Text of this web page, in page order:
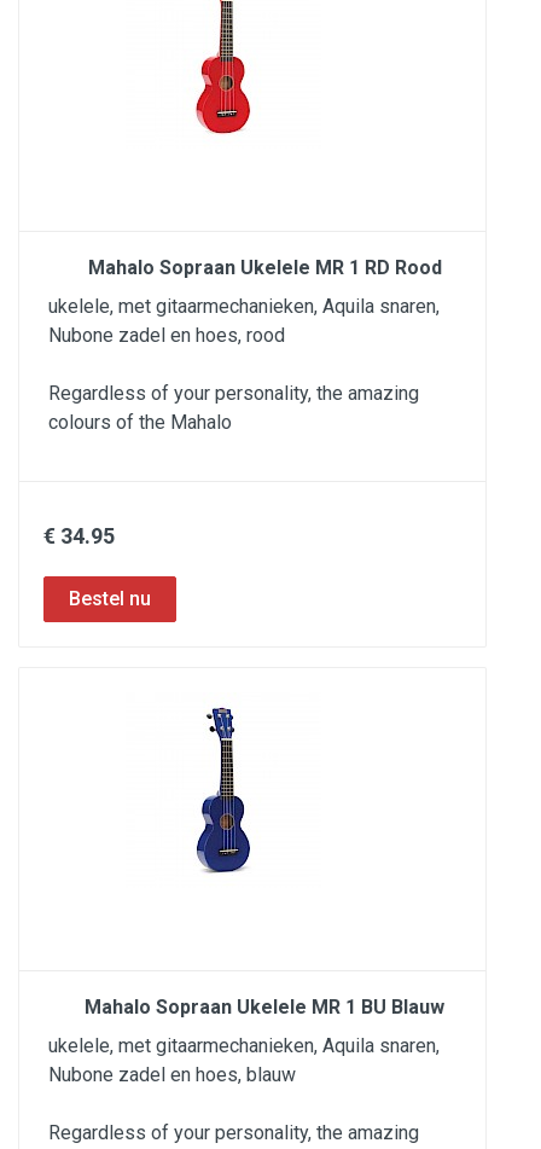
Mahalo Sopraan Ukelele MR 1 RD Rood
ukelele, met gitaarmechanieken, Aquila snaren,
Nubone zadel en hoes, rood
Regardless of your personality, the amazing
colours of the Mahalo
€ 34.95
Mahalo Sopraan Ukelele MR 1 BU Blauw
ukelele, met gitaarmechanieken, Aquila snaren,
Nubone zadel en hoes, blauw
Regardless of your personality, the amazing